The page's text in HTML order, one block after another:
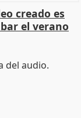
creado es
el verano